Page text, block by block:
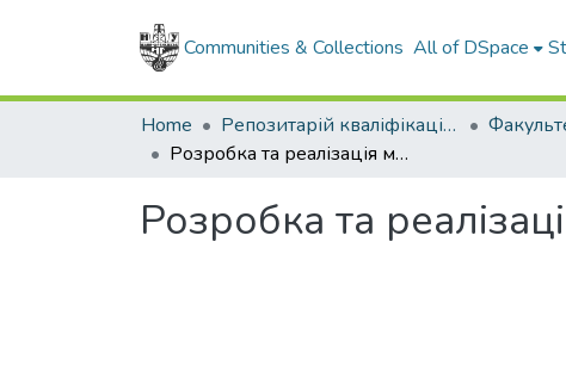
Communities & Collections All of DSpace
Home Репозитарій кваліфікаційних робіт здобувачів вищої освіти
Розробка та реалізація методу візуалізації кластеризації даних
Розробка та